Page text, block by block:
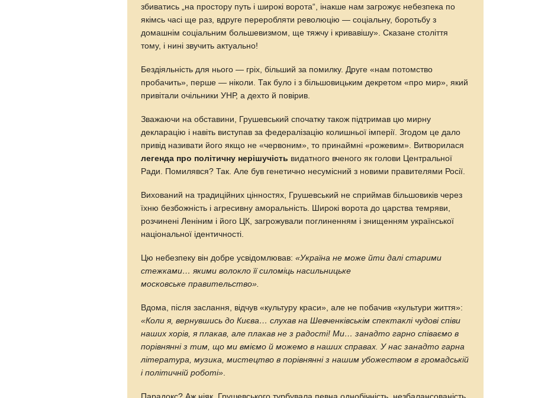
збиватись „на простору путь і широкі ворота“, інакше нам загрожує небезпека по
якімсь часі ще раз, вдруге переробляти революцію — соціальну, боротьбу з
домашнім соціальним большевизмом, ще тяжчу і кривавішу». Сказане століття
тому, і нині звучить актуально!
Бездіяльність для нього — гріх, більший за помилку. Друге «нам потомство
пробачить», перше — ніколи. Так було і з більшовицьким декретом «про мир», який
привітали очільники УНР, а дехто й повірив.
Зважаючи на обставини, Грушевський спочатку також підтримав цю мирну
декларацію і навіть виступав за федералізацію колишньої імперії. Згодом це дало
привід називати його якщо не «червоним», то принаймні «рожевим». Витворилася
легенда про політичну нерішучість видатного вченого як голови Центральної
Ради. Помилявся? Так. Але був генетично несумісний з новими правителями Росії.
Вихований на традиційних цінностях, Грушевський не сприймав більшовиків через
їхню безбожність і агресивну аморальність. Широкі ворота до царства темряви,
розчинені Леніним і його ЦК, загрожували поглиненням і знищенням української
національної ідентичності.
Цю небезпеку він добре усвідомлював:«Україна не може йти далі старими
стежками… якими волокло її силоміць насильницьке
московське правительство».
Вдома, після заслання, відчув «культуру краси», але не побачив «культури життя»:
«Коли я, вернувшись до Києва… слухав на Шевченківськім спектаклі чудові співи
наших хорів, я плакав, але плакав не з радості! Ми… занадто гарно співаємо в
порівнянні з тим, що ми вміємо й можемо в наших справах. У нас занадто гарна
література, музика, мистецтво в порівнянні з нашим убожеством в громадській
і політичній роботі»